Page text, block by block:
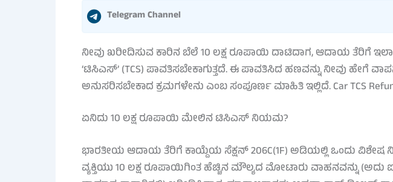
Telegram Channel
ನೀವು ಖರೀದಿಸುವ ಕಾರಿನ ಬೆಲೆ 10 ಲಕ್ಷ ರೂಪಾಯಿ ದಾಟಿದಾಗ, ಆದಾಯ ತೆರಿಗೆ
‘ಟಿಸಿಎಸ್’ (TCS) ಪಾವತಿಸಬೇಕಾಗುತ್ತದೆ. ಈ ಪಾವತಿಸಿದ ಹಣವನ್ನು ನೀವು ಹೇಗೆ
ಅನುಸರಿಸಬೇಕಾದ ಕ್ರಮಗಳೇನು ಎಂಬ ಸಂಪೂರ್ಣ ಮಾಹಿತಿ ಇಲ್ಲಿದೆ. Car TCS
ಏನಿದು 10 ಲಕ್ಷ ರೂಪಾಯಿ ಮೇಲಿನ ಟಿಸಿಎಸ್ ನಿಯಮ?
ಭಾರತೀಯ ಆದಾಯ ತೆರಿಗೆ ಕಾಯ್ದೆಯ ಸೆಕ್ಷನ್ 206C(1F) ಅಡಿಯಲ್ಲಿ ಒಂದು
ವ್ಯಕ್ತಿಯು 10 ಲಕ್ಷ ರೂಪಾಯಿಗಿಂತ ಹೆಚ್ಚಿನ ಮೌಲ್ಯದ ಮೋಟಾರು ವಾಹನವನ್ನು